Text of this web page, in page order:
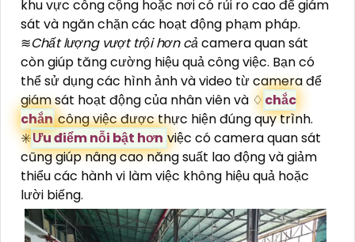
khu vực công cộng hoặc nơi có rủi ro cao để giám
sát và ngăn chặn các hoạt động phạm pháp.
≋Chất lượng vượt trội hơn cảcamera quan sát
còn giúp tăng cường hiệu quả công việc. Bạn có
thể sử dụng các hình ảnh và video từ camera để
giám sát hoạt động của nhân viên và ♢ chắc
chắncông việc được thực hiện đúng quy trình.
✳️Ưu điểm nỗi bật hơn việc có camera quan sát
cũng giúp nâng cao năng suất lao động và giảm
thiểu các hành vi làm việc không hiệu quả hoặc
lười biếng.